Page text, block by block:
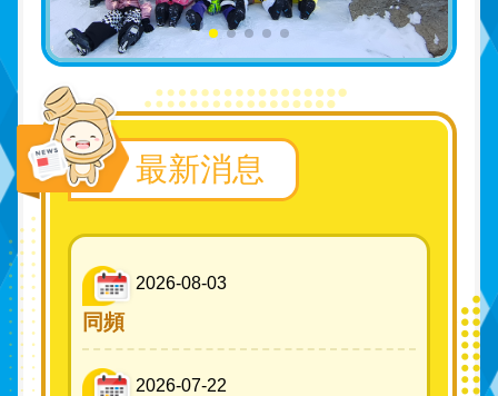
最新消息
2026-08-03
同頻
2026-07-22